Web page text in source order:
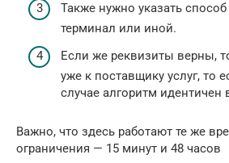
Также нужно указать
терминал или иной.
Если же реквизиты верны,
уже к поставщику услуг, то
случае алгоритм идентичен
Важно, что здесь работают те же
ограничения — 15 минут и 48 часов